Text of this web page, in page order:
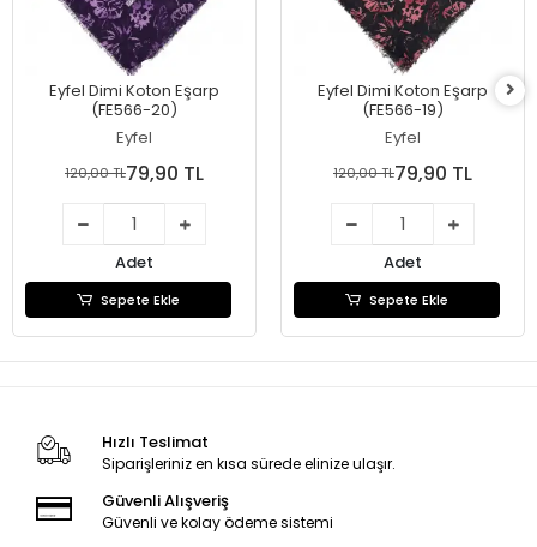
Eyfel Dimi Koton Eşarp
(FE566-20)
Eyfel
120,00 TL79,90 TL
Adet
Sepete Ekle
Eyfel Dimi Koton Eşarp
(FE566-19)
Eyfel
120,00 TL79,90 TL
Adet
Sepete Ekle
Hızlı Teslimat
Siparişleriniz en kısa sürede elinize ulaşır.
Güvenli Alışveriş
Güvenli ve kolay ödeme sistemi